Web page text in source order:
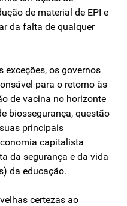
de material de EPI e
da falta de qualquer
exceções, os governos
para o retorno às
de vacina no horizonte
biossegurança, questão
principais
capitalista
da segurança e da vida
da educação.
certezas ao